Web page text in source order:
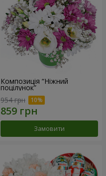
Композиція “Ніжний
поцілунок”
954 грн
Замовити